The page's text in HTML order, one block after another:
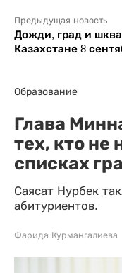
Предыдущая новость
Дожди, град и
Казахстане 8
Образование
Глава
тех, кто не
списках
Саясат Нурбек
абитуриентов.
Фарида Курмангалиева